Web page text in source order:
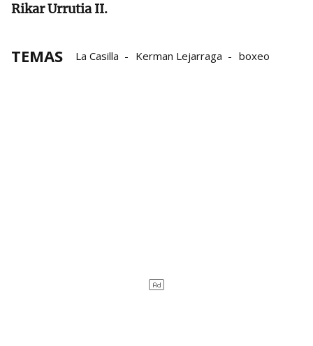
Rikar Urrutia II.
TEMAS La Casilla Kerman Lejarraga boxeo